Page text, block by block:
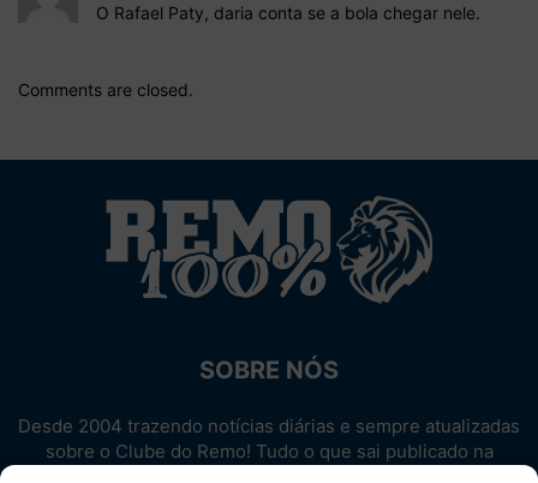
O Rafael Paty, daria conta se a bola chegar nele.
Comments are closed.
SOBRE NÓS
Desde 2004 trazendo notícias diárias e sempre atualizadas
sobre o Clube do Remo! Tudo o que sai publicado na